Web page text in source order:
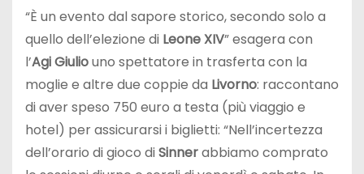
“È un evento dal sapore storico, secondo solo a
quello dell’elezione di Leone XIV” esagera con
l’Agi Giuliouno spettatore in trasferta con la
moglie e altre due coppie da Livorno: raccontano
di aver speso 750 euro a testa (più viaggio e
hotel) per assicurarsi i biglietti: “Nell’incertezza
dell’orario di gioco diSinnerabbiamo comprato